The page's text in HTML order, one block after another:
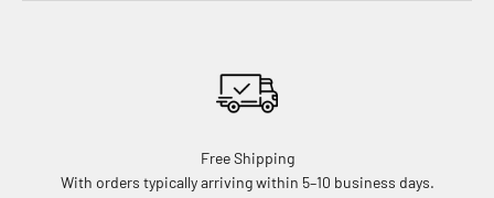
Free Shipping
With orders typically arriving within 5–10 business days.